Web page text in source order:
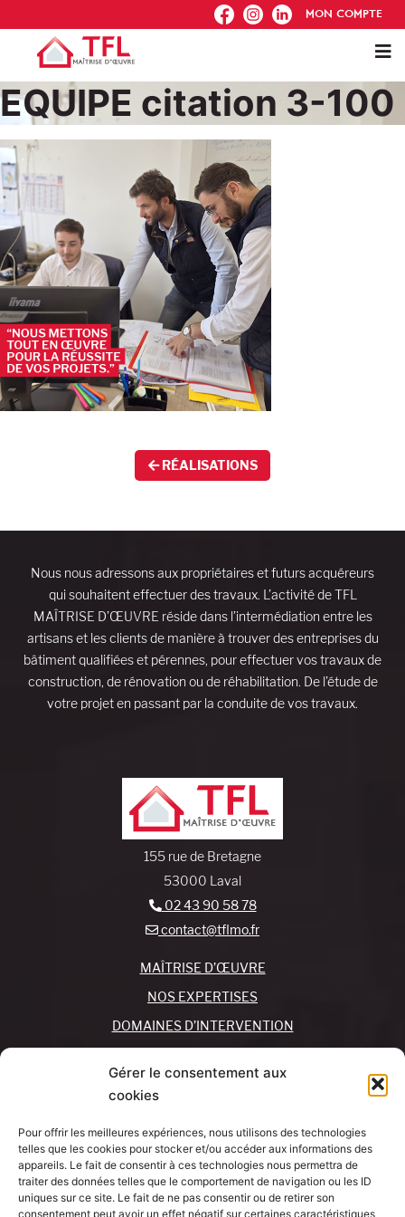
Gérer le consentement aux
cookies
Pour offrir les meilleures expériences, nous utilisons des technologies
telles que les cookies pour stocker et/ou accéder aux informations des
appareils. Le fait de consentir à ces technologies nous permettra de
traiter des données telles que le comportement de navigation ou les ID
uniques sur ce site. Le fait de ne pas consentir ou de retirer son
consentement peut avoir un effet négatif sur certaines caractéristiques
FB IG IN MON COMPTE
EQUIPE citation 3-100
RÉALISATIONS
Nous nous adressons aux propriétaires et futurs acquéreurs
qui souhaitent effectuer des travaux. L’activité de TFL
MAÎTRISE D’ŒUVRE réside dans l’intermédiation entre les
artisans et les clients de manière à trouver des entreprises du
bâtiment qualifiées et pérennes, pour effectuer vos travaux de
construction, de rénovation ou de réhabilitation. De l’étude de
votre projet en passant par la conduite de vos travaux.
155 rue de Bretagne
53000 Laval
02 43 90 58 78
contact@tflmo.fr
MAÎTRISE D’ŒUVRE
NOS EXPERTISES
DOMAINES D’INTERVENTION
REJOIGNEZ-NOUS !
MON COMPTE
SUIVEZ-NOUS !
J’AI UN
PROJET